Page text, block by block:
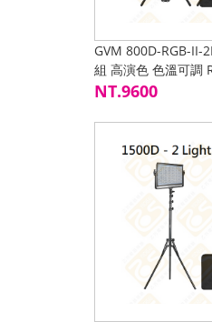
GVM 800D-RGB-II-
組 高演色 色溫可調
射角 40W 特效光
NT.9600